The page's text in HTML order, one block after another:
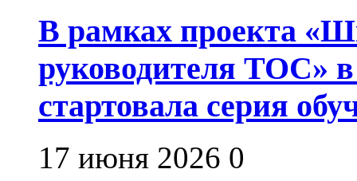
В рамках проекта
руководителя ТОС»
стартовала серия
17 июня 2026 0